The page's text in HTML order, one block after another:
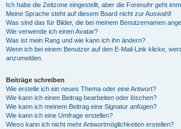
Ich habe die Zeitzone eingestellt, aber die Forenuhr geht
Meine Sprache steht auf diesem Board nicht zur Auswahl!
Was sind das für Bilder, die bei meinem Benutzernamen
Wie verwende ich einen Avatar?
Was ist mein Rang und wie kann ich ihn ändern?
Wenn ich bei einem Benutzer auf den E-Mail-Link klicke,
anzumelden.
Beiträge schreiben
Wie erstelle ich ein neues Thema oder eine Antwort?
Wie kann ich einen Beitrag bearbeiten oder löschen?
Wie kann ich meinem Beitrag eine Signatur anfügen?
Wie kann ich eine Umfrage erstellen?
Wieso kann ich nicht mehr Antwortmöglichkeiten erstellen?